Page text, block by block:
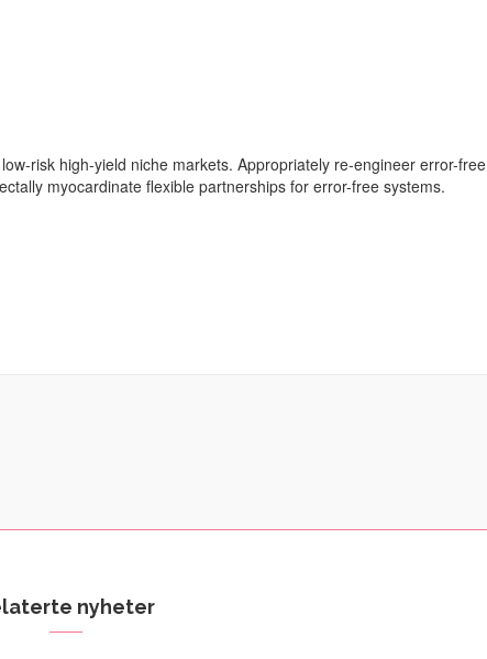
risk high-yield niche markets. Appropriately re-engineer error-free
myocardinate flexible partnerships for error-free systems.
nyheter